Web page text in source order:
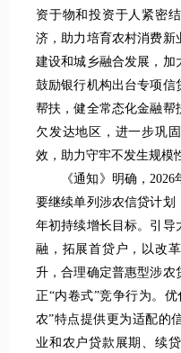
资于物和投资于人紧密
济，助力培育农村消费新
建设和城乡融合发展，加
鼓励银行机构出台专项信
帮扶，健全常态化金融帮
欠发达地区，进一步巩
效，助力守牢不发生规模
《通知》明确，
要继续单列涉农信贷计划
年初持续增长目标。引导
融，拓展首贷户，以改
升，合理确定普惠型涉农
正“内卷式”竞争行为。
农”特点提供更为适配的
业和农户贷款展期、续